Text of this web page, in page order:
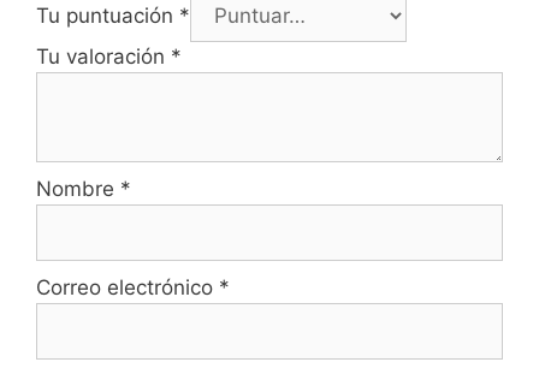
Tu puntuación *
Tu valoración *
Nombre *
Correo electrónico *